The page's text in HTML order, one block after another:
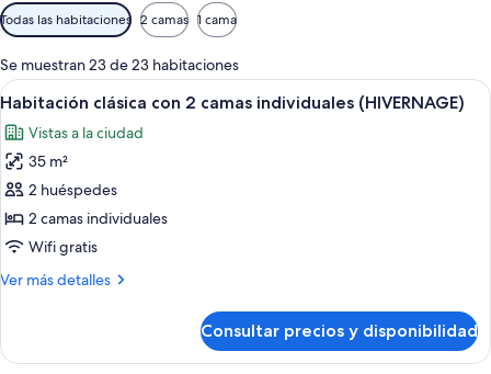
Filtros
disponibles
para
las
habitaciones
Todas las habitaciones 2 camas 1 cama
Se muestran 23 de 23 habitaciones
Abrir
todas
las
fotos
de
Habitación
clásica
2
(HIVERNAGE)
Una cama doble con una manta
5
Habitación clásica con 2 camas individuales (HIVERNAGE)
Vistas a la ciudad
35 m²
2 huéspedes
2 camas individuales
Wifi gratis
Ver más detalles
Más
clásica
Consultar precios y disponibilidad